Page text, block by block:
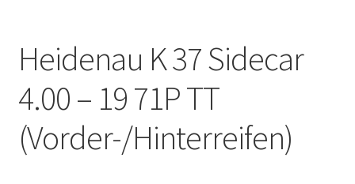
Heidenau K 37 Sidecar
4.00 – 19 71P TT
(Vorder-/Hinterreifen)